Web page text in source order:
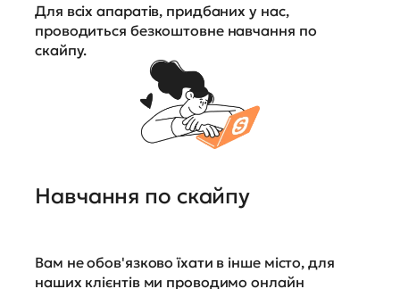
Для всіх апаратів, придбаних у нас,
проводиться безкоштовне навчання по
скайпу.
Навчання по скайпу
Вам не обов'язково їхати в інше місто, для
наших клієнтів ми проводимо онлайн